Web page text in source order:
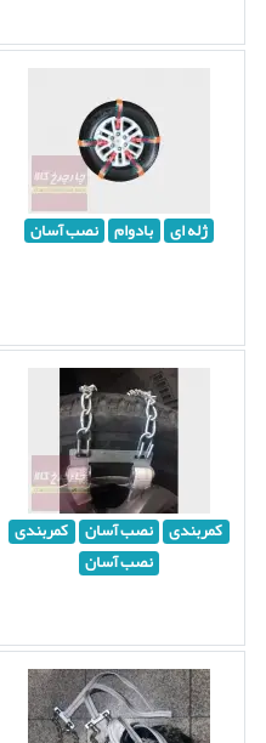
ژله ای بادوام نصب آسان
کمربندی نصب آسان کمربندی
نصب آسان